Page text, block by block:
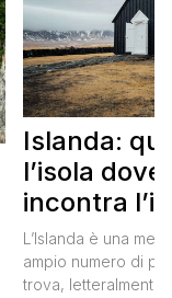
Islanda:
l’isola
incontra
vedere
L’Islanda è una
ampio numero di
trova,